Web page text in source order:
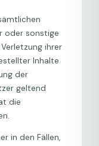
oder sonstige
ihrer
Inhalte
der
geltend
die
in den Fällen,